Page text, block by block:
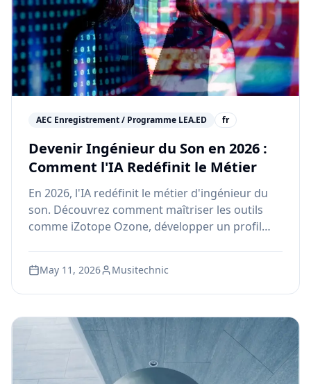
AEC Enregistrement / Programme LEA.ED fr
Devenir Ingénieur du Son en 2026 :
Comment l'IA Redéfinit le Métier
En 2026, l'IA redéfinit le métier d'ingénieur du
son. Découvrez comment maîtriser les outils
comme iZotope Ozone, développer un profil
May 11, 2026 Musitechnic